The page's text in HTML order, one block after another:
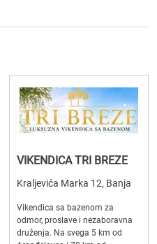
VIKENDICA TRI BREZE
Kraljevića Marka 12, Banja
Vikendica sa bazenom za
odmor, proslave i nezaboravna
druženja. Na svega 5 km od